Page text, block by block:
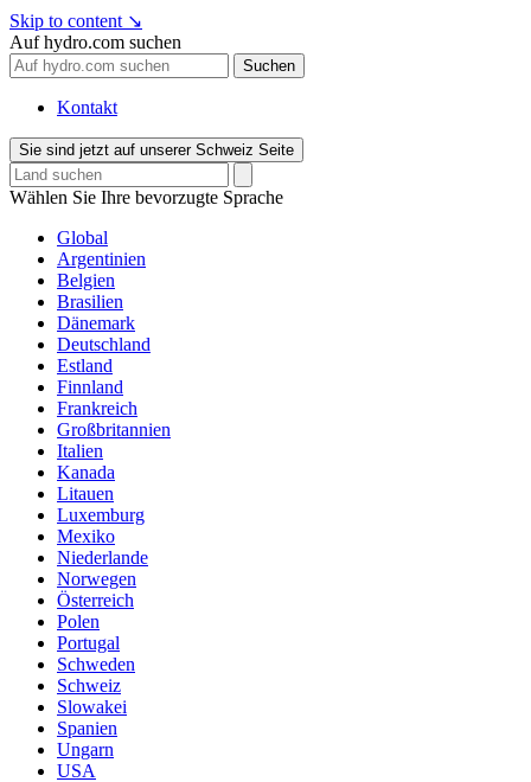
Skip to content ↘
Auf hydro.com suchen
Suchen
Kontakt
Sie sind jetzt auf unserer Schweiz Seite
Wählen Sie Ihre bevorzugte Sprache
Global
Argentinien
Belgien
Brasilien
Dänemark
Deutschland
Estland
Finnland
Frankreich
Großbritannien
Italien
Kanada
Litauen
Luxemburg
Mexiko
Niederlande
Norwegen
Österreich
Polen
Portugal
Schweden
Schweiz
Slowakei
Spanien
Ungarn
USA